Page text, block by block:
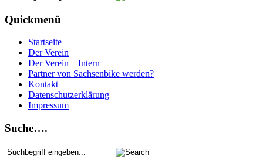
Quickmenü
Startseite
Der Verein
Der Verein – Intern
Partner von Sachsenbike werden?
Kontakt
Datenschutzerklärung
Impressum
Suche….